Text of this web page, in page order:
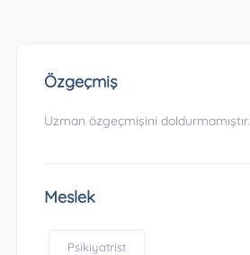
Özgeçmiş
Uzman özgeçmişini doldurmamıştır.
Meslek
Psikiyatrist